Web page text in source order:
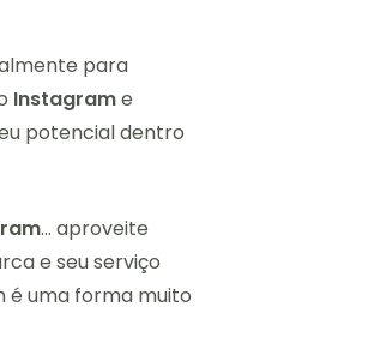
para
Instagrame
potencial dentro
… aproveite
e seu serviço
é uma forma muito